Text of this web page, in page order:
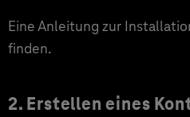
Eine Anleitung zur
finden.
2. Erstellen eines